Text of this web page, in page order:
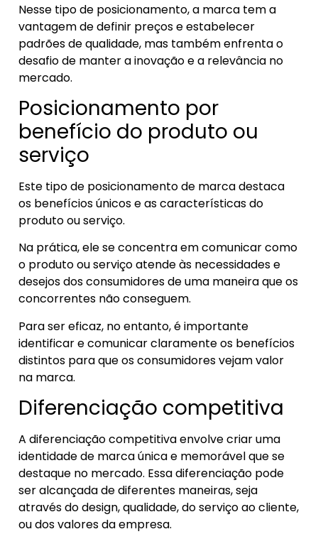
Nesse tipo de posicionamento, a marca tem a
vantagem de definir preços e estabelecer
padrões de qualidade, mas também enfrenta o
desafio de manter a inovação e a relevância no
mercado.
Posicionamento por
benefício do produto ou
serviço
Este tipo de posicionamento de marca destaca
os benefícios únicos e as características do
produto ou serviço.
Na prática, ele se concentra em comunicar como
o produto ou serviço atende às necessidades e
desejos dos consumidores de uma maneira que os
concorrentes não conseguem.
Para ser eficaz, no entanto, é importante
identificar e comunicar claramente os benefícios
distintos para que os consumidores vejam valor
na marca.
Diferenciação competitiva
A diferenciação competitiva envolve criar uma
identidade de marca única e memorável que se
destaque no mercado. Essa diferenciação pode
ser alcançada de diferentes maneiras, seja
através do design, qualidade, do serviço ao cliente,
ou dos valores da empresa.